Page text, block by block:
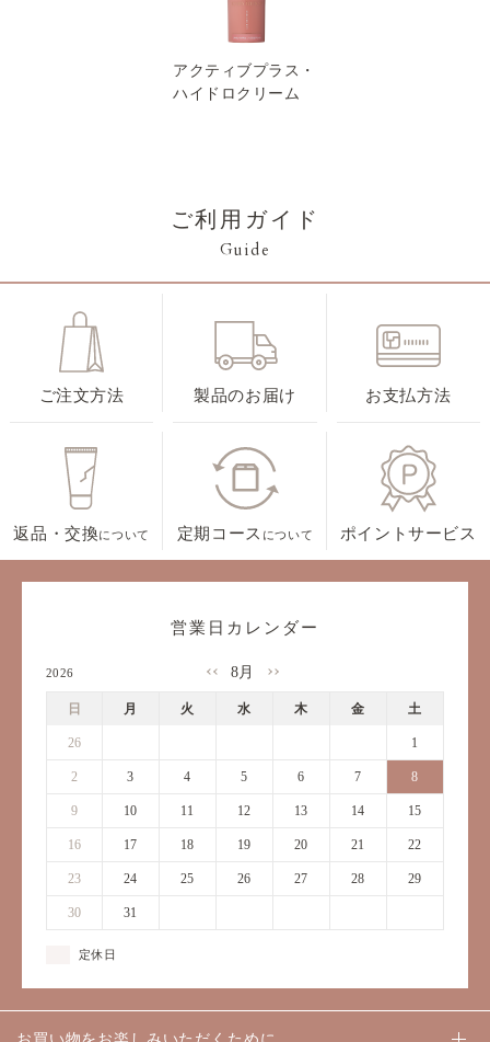
アクティブプラス・
ハイドロクリーム
ご利用ガイド
Guide
営業日カレンダー
2026 8月
日 月 火 水 木 金 土
26 1
2 3 4 5 6 7 8
9 10 11 12 13 14 15
16 17 18 19 20 21 22
23 24 25 26 27 28 29
30 31
定休日
ご注文方法 製品のお届け お支払方法
返品・交換について 定期コース について ポイントサービス